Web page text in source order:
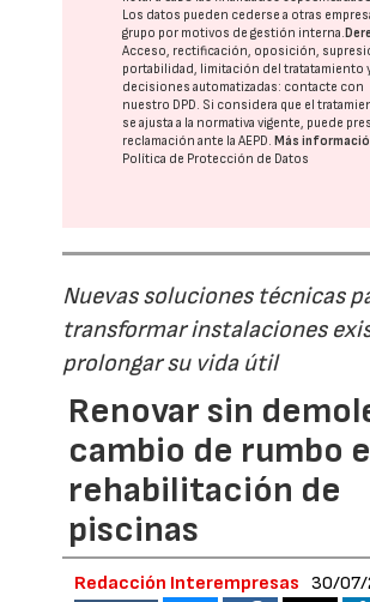
Los datos pueden cederse a otras
grupo por motivos de gestión interna.
Acceso, rectificación, oposición,
portabilidad, limitación del tratatamiento
decisiones automatizadas: contacte con
nuestro DPD. Si considera que el
se ajusta a la normativa vigente, puede
reclamación ante laAEPD. Más
Política de Protección de Datos
Nuevas soluciones técnicas
transformar instalaciones
prolongar su vida útil
Renovar sin
cambio de rumbo
rehabilitación de
piscinas
Redacción Interempresas 30/07/